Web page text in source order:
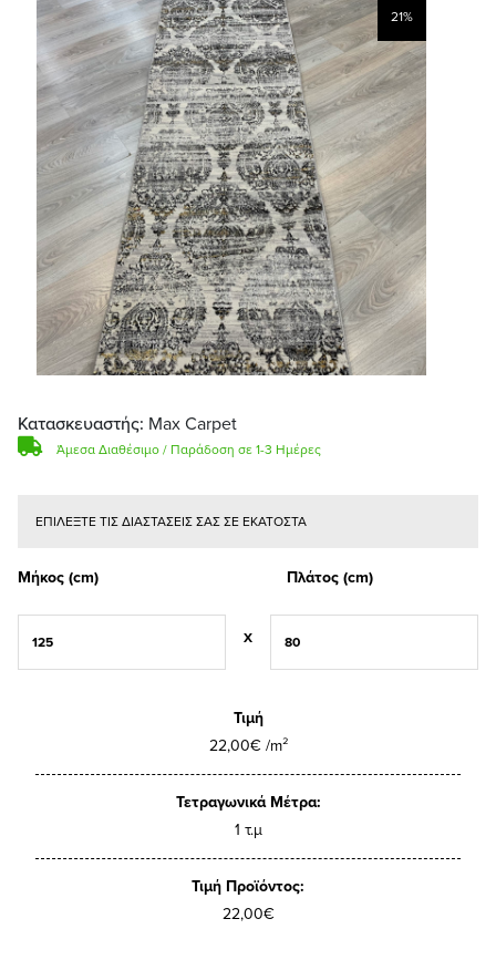
21%
Κατασκευαστής: Max Carpet
Άμεσα Διαθέσιμο / Παράδοση σε 1-3 Ημέρες
ΕΠΙΛΕΞΤΕ ΤΙΣ ΔΙΑΣΤΑΣΕΙΣ ΣΑΣ ΣΕ ΕΚΑΤΟΣΤΑ
Μήκος (cm) Πλάτος (cm)
X
Τιμή
22,00€ /m²
Τετραγωνικά Μέτρα:
1 τ.μ
Τιμή Προϊόντος:
22,00€